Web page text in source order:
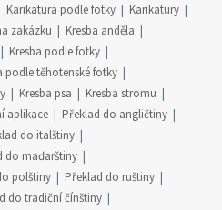
Karikatura podle fotky
Karikatury
zakázku
Kresba anděla
Kresba podle fotky
podle těhotenské fotky
Kresba psa
Kresba stromu
aplikace
Překlad do angličtiny
do italštiny
do maďarštiny
polštiny
Překlad do ruštiny
do tradiční čínštiny